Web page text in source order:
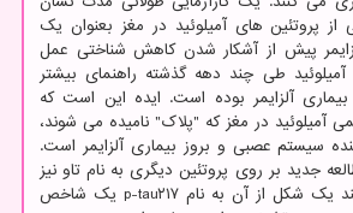
پروتئین های آمیلوئید در مغز بعنوان یک
پیش از آشکار شدن کاهش شناختی عمل
طی چند دهه گذشته راهنمای بیشتر
آلزایمر بوده است. ایده این است که
آمیلوئید در مغز که "پلاک" نامیده می شوند،
سیستم عصبی و بروز بیماری آلزایمر است.
جدید بر روی پروتئین دیگری به نام تاو نیز
تمرکز داشتند و دریافتند یک شکل از آن به نام p-tau۲۱۷ یک شاخص